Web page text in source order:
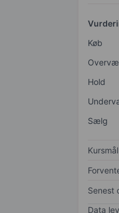
Køb
Hold
Sælg
Kursmål
Senest
Data